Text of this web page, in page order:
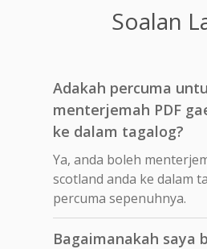
Soalan
Adakah percuma
menterjemah PDF
ke dalam tagalog?
Ya, anda boleh
scotland anda ke dalam
percuma sepenuhnya.
Bagaimanakah saya